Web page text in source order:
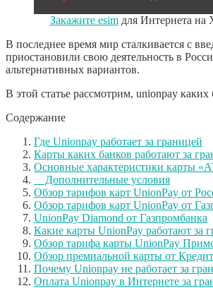
Закажите esimдля Интернета на
В последнее время мир сталкивается с
приостановили свою деятельность в
альтернативных вариантов.
В этой статье рассмотрим, unionpay
Содержание
Где Unionpay работает за границей
Карты каких банков работают за
Основные характеристики карты
Дополнительные условия
Обзор тарифов карт UnionPay от
Обзор тарифов карт UnionPay от
UnionPay Diamond от Газпромбанка
Какие карты UnionPay работают за
Обзор тарифа карты UnionPay
Обзор премиальной карты от
Почему Unionpay не работает за
Оплата Unionpay в Интернете за